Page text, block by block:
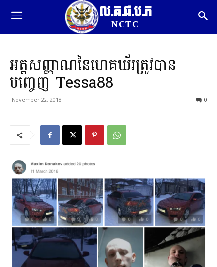
ល.គ.ជ.ប.ភ
NCTC
អត្តសញ្ញាណនៃហេគឃ័រត្រូវបាន
បញ្ចេញ Tessa88
November 22, 2018 0